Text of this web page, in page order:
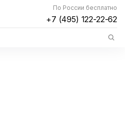
По России бесплатно
+7 (495) 122-22-62